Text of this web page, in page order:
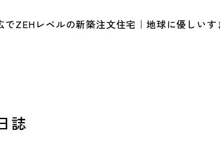
でZEHレベルの新築注文住宅｜地球に優しいす
誌